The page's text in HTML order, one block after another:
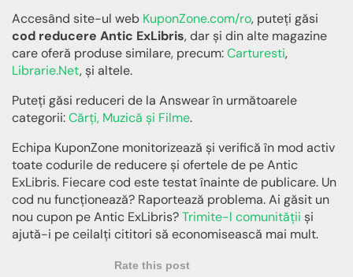
Accesând site-ul web KuponZone.com/ro, puteți găsi
cod reducere Antic ExLibris, dar și din alte magazine
care oferă produse similare, precum:Carturesti,
Librarie.Net, și altele.
Puteți găsi reduceri de la Answear în următoarele
categorii:Cărți, Muzică și Filme.
Echipa KuponZone monitorizează și verifică în mod activ
toate codurile de reducere și ofertele de pe Antic
ExLibris. Fiecare cod este testat înainte de publicare. Un
cod nu funcționează? Raportează problema. Ai găsit un
nou cupon pe Antic ExLibris?Trimite-l comunității și
ajută-i pe ceilalți cititori să economisească mai mult.
Rate this post